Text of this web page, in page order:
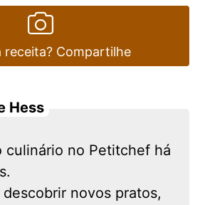
receita? Compartilhe
Hess
culinário no Petitchef há
novos pratos,